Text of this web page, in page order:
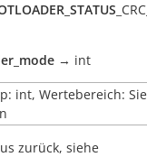
→ int
int, Wertebereich:
zurück, siehe